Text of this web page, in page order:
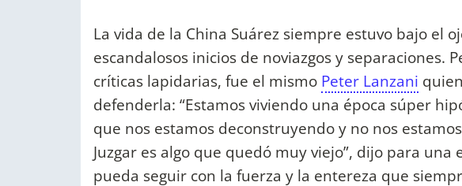
La vida de la China Suárez siempre estuvo bajo el
escandalosos inicios de noviazgos y separaciones.
críticas lapidarias, fue el mismo Peter Lanzani
defenderla: “Estamos viviendo una época súper
que nos estamos deconstruyendo y no nos
Juzgar es algo que quedó muy viejo”, dijo para una
pueda seguir con la fuerza y la entereza que